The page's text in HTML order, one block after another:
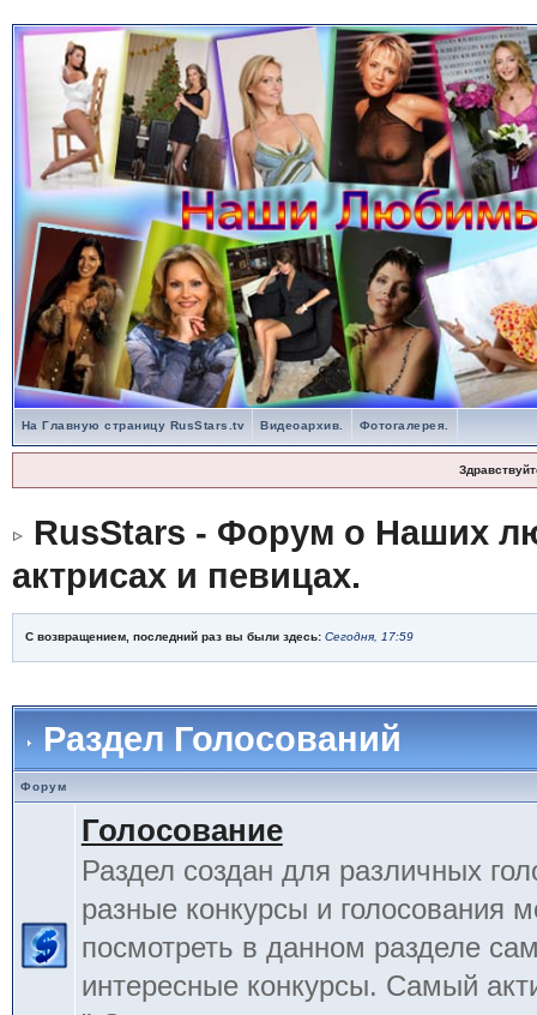
На Главную страницу RusStars.tv Видеоархив. Фотогалерея.
RusStars - Форум о Наших
актрисах и певицах.
С возвращением, последний раз вы были здесь: Сегодня, 17:59
Раздел Голосований
Форум
Голосование
Раздел создан для различных
разные конкурсы и голосования
посмотреть в данном разделе
интересные конкурсы. Самый